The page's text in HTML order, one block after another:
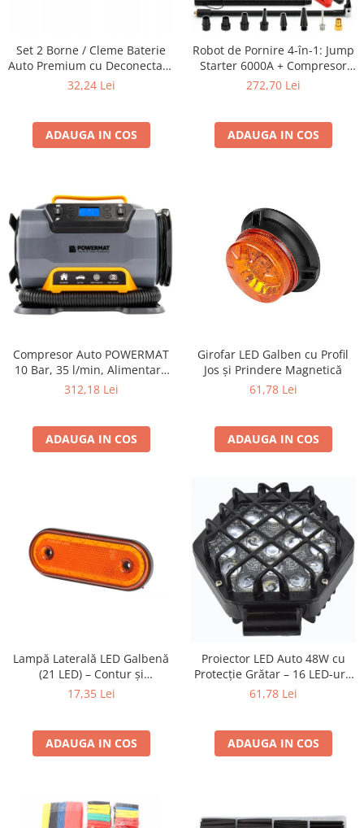
Pneumatice si Trapezoidale
Cricuri hidraulice
Cricuri pneumatice
Feon Electric
Macarale și vinciuri
Masini de gaurit si Insurubat
Motoare electrice
Pistol de Lipit
Polizoare
Prelungitoare
Protectia muncii
Slefuitoare
Tunuri de caldura si aeroteme
Utilaje constructie
Motocositoare si Motosape
Pompe
Rotopercutoare si bormasini
Uz intern
Ventilatoare radiatoare
umidificatoare
Set 2 Borne / Cleme Baterie
Auto Premium cu Deconectare
Rapida 6V / 12V / 24V (Pozitiv +
32,24 Lei
ADAUGA IN COS
Robot de Pornire 4-în-1: Jump
Starter 6000A + Compresor
Digital + Powerbank +
272,70 Lei
ADAUGA IN COS
Compresor Auto POWERMAT
10 Bar, 35 l/min, Alimentare
230V/12V, Ecran LCD,
312,18 Lei
ADAUGA IN COS
Girofar LED Galben cu Profil
Jos și Prindere Magnetică
61,78 Lei
ADAUGA IN COS
Lampă Laterală LED Galbenă
(21 LED) – Contur și
Semnalizare, 12V-24V
17,35 Lei
ADAUGA IN COS
Proiector LED Auto 48W cu
Protecție Grătar – 16 LED-uri,
Tip Flood, 12-24V (16 cm)
61,78 Lei
ADAUGA IN COS